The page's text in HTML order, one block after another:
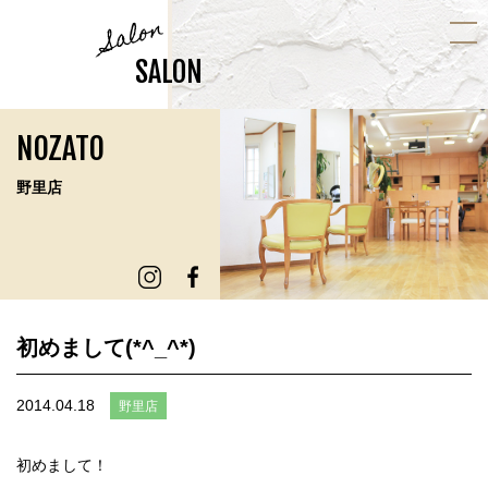
Salon
SALON
NOZATO
野里店
初めまして(*^_^*)
2014.04.18 野里店
初めまして！